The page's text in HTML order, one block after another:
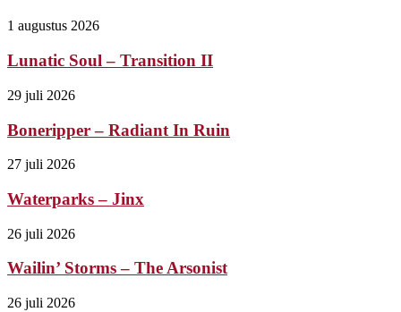
1 augustus 2026
Lunatic Soul – Transition II
29 juli 2026
Boneripper – Radiant In Ruin
27 juli 2026
Waterparks – Jinx
26 juli 2026
Wailin’ Storms – The Arsonist
26 juli 2026